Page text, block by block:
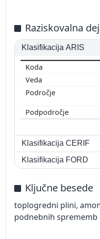
Raziskovalna
Klasifikacija ARIS
Klasifikacija CERIF
Klasifikacija FORD
Ključne besede
toplogredni plini,
podnebnih sprememb